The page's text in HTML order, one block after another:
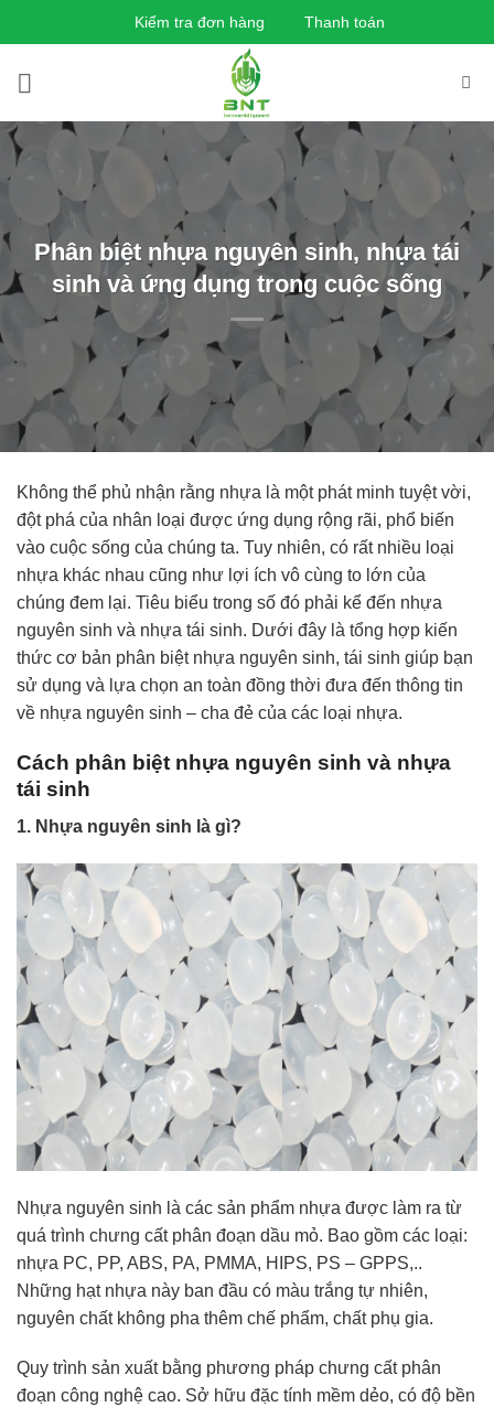
qua
dung
Kiểm tra đơn hàng Thanh toán
Phân biệt nhựa nguyên sinh, nhựa tái
sinh và ứng dụng trong cuộc sống
Không thể phủ nhận rằng nhựa là một phát minh tuyệt vời,
đột phá của nhân loại được ứng dụng rộng rãi, phổ biến
vào cuộc sống của chúng ta. Tuy nhiên, có rất nhiều loại
nhựa khác nhau cũng như lợi ích vô cùng to lớn của
chúng đem lại. Tiêu biểu trong số đó phải kể đến nhựa
nguyên sinh và nhựa tái sinh. Dưới đây là tổng hợp kiến
thức cơ bản phân biệt nhựa nguyên sinh, tái sinh giúp bạn
sử dụng và lựa chọn an toàn đồng thời đưa đến thông tin
về nhựa nguyên sinh – cha đẻ của các loại nhựa.
Cách phân biệt nhựa nguyên sinh và nhựa
tái sinh
1. Nhựa nguyên sinh là gì?
Nhựa nguyên sinh là các sản phẩm nhựa được làm ra từ
quá trình chưng cất phân đoạn dầu mỏ. Bao gồm các loại:
nhựa PC, PP, ABS, PA, PMMA, HIPS, PS – GPPS,..
Những hạt nhựa này ban đầu có màu trắng tự nhiên,
nguyên chất không pha thêm chế phẩm, chất phụ gia.
Quy trình sản xuất bằng phương pháp chưng cất phân
đoạn công nghệ cao. Sở hữu đặc tính mềm dẻo, có độ bền